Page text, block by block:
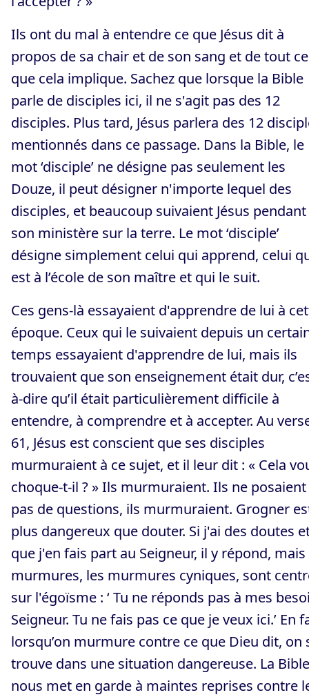
Ils ont du mal à entendre ce que Jésus dit à
propos de sa chair et de son sang et de tout ce
que cela implique. Sachez que lorsque la Bible
parle de disciples ici, il ne s'agit pas des 12
disciples. Plus tard, Jésus parlera des 12
mentionnés dans ce passage. Dans la Bible, le
mot ‘disciple’ ne désigne pas seulement les
Douze, il peut désigner n'importe lequel des
disciples, et beaucoup suivaient Jésus pendant
son ministère sur la terre. Le mot ‘disciple’
désigne simplement celui qui apprend, celui
est à l’école de son maître et qui le suit.
Ces gens-là essayaient d'apprendre de lui à
époque. Ceux qui le suivaient depuis un
temps essayaient d'apprendre de lui, mais ils
trouvaient que son enseignement était dur,
à-dire qu’il était particulièrement difficile à
entendre, à comprendre et à accepter. Au
61, Jésus est conscient que ses disciples
murmuraient à ce sujet, et il leur dit : « Cela
choque-t-il ? » Ils murmuraient. Ils ne posaient
pas de questions, ils murmuraient. Grogner
plus dangereux que douter. Si j'ai des doutes
que j'en fais part au Seigneur, il y répond, mais
murmures, les murmures cyniques, sont
sur l'égoïsme : ‘ Tu ne réponds pas à mes
Seigneur. Tu ne fais pas ce que je veux ici.’ En
lorsqu’on murmure contre ce que Dieu dit, on
trouve dans une situation dangereuse. La Bible
nous met en garde à maintes reprises contre